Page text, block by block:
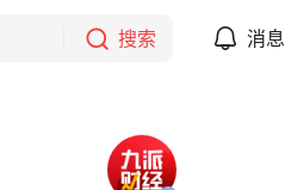
搜索 消息